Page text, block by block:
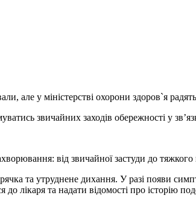
але у міністерстві охорони здоров`я
звичайних заходів обережності у
від звичайної застуди до
та утруднене дихання. У разі появи
лікаря та надати відомості про історію